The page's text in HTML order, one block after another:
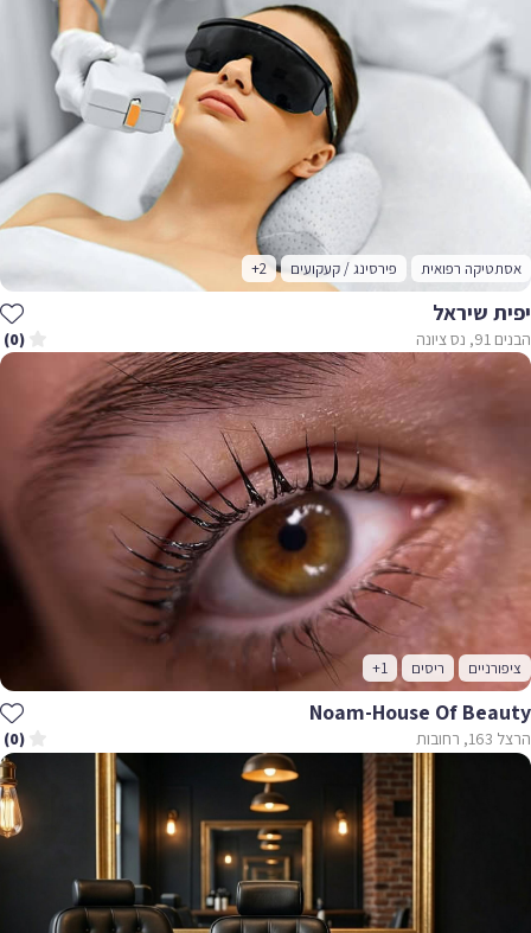
אסתטיקה רפואית פירסינג / קעקועים +2
יפית שיראל
הבנים 91, נס ציונה (0)
ציפורניים ריסים +1
Noam-House Of Beauty
הרצל 163, רחובות (0)